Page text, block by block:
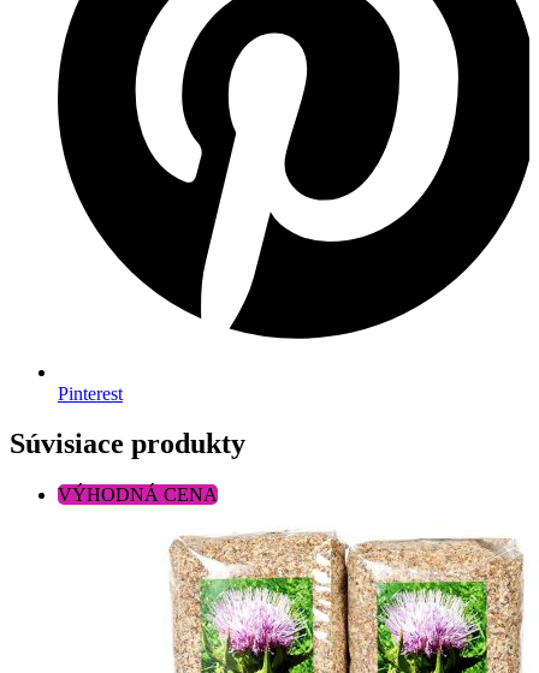
Pinterest
Súvisiace produkty
VÝHODNÁ CENA